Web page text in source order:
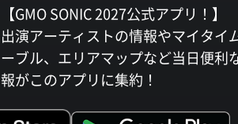
【GMO SONIC 2027公式アプリ！】
出演アーティストの情報やマイタイ
ーブル、エリアマップなど当日便利
報がこのアプリに集約！